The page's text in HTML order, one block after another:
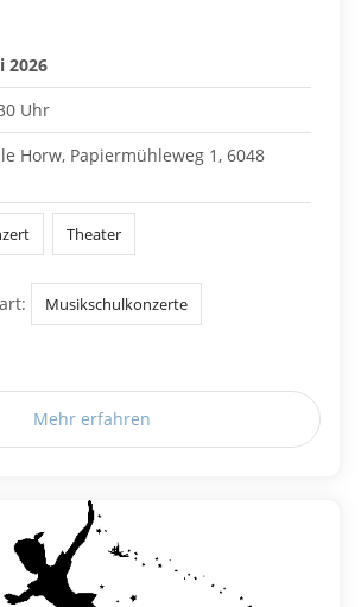
2026
Uhr
Horw, Papiermühleweg 1, 6048
Theater
Musikschulkonzerte
Mehr erfahren